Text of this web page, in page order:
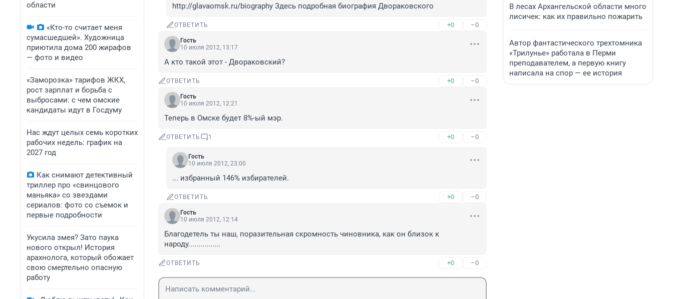
области
«Кто-то считает меня
сумасшедшей». Художница
приютила дома 200 жирафов
— фото и видео
«Заморозка» тарифов ЖКХ,
рост зарплат и борьба с
выбросами: с чем омские
кандидаты идут в Госдуму
Нас ждут целых семь коротких
рабочих недель: график на
2027 год
Как снимают детективный
триллер про «свинцового
маньяка» со звездами
сериалов: фото со съемок и
первые подробности
Укусила змея? Зато паука
нового открыл! История
арахнолога, который обожает
свою смертельно опасную
работу
http://glavaomsk.ru/biography Здесь подробная биография Двораковского
ОТВЕТИТЬ +0 –0
Гость
10 июля 2012, 13:17
А кто такой этот - Двораковский?
ОТВЕТИТЬ +0 –0
Гость
10 июля 2012, 12:21
Теперь в Омске будет 8%-ый мэр.
ОТВЕТИТЬ 1 +0 –0
Гость
10 июля 2012, 23:00
... избранный 146% избирателей.
ОТВЕТИТЬ +0 –0
Гость
10 июля 2012, 12:14
Благодетель ты наш, поразительная скромность чиновника, как он близок к
народу................
ОТВЕТИТЬ +0 –0
В лесах Архангельской области много
лисичек: как их правильно пожарить
Автор фантастического трехтомника
«Трилунье» работала в Перми
преподавателем, а первую книгу
написала на спор — ее история